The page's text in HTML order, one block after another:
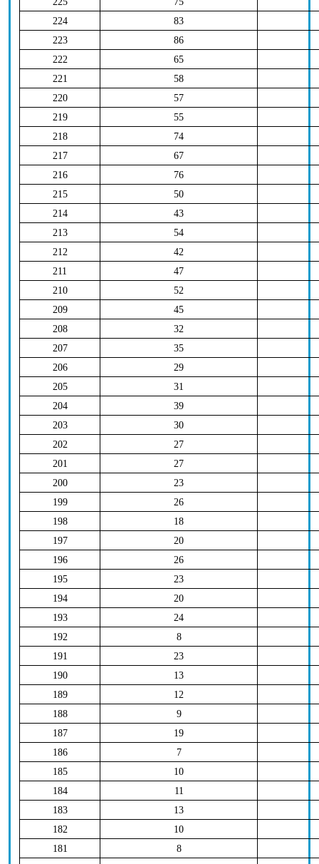
224
83
223
86
222
65
221
58
220
57
219
55
218
74
217
67
216
76
215
50
214
43
213
54
212
42
211
47
210
52
209
45
208
32
207
35
206
29
205
31
204
39
203
30
202
27
201
27
200
23
199
26
198
18
197
20
196
26
195
23
194
20
193
24
192
8
191
23
190
13
189
12
188
9
187
19
186
7
185
10
184
11
183
13
182
10
181
8